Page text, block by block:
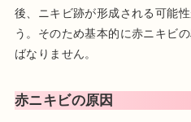
後、ニキビ跡が形成される可能
う。そのため基本的に赤ニキビ
ばなりません。
赤ニキビの原因